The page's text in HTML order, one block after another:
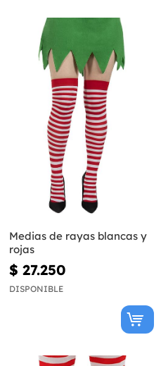
Medias de rayas blancas y
rojas
$ 27.250
DISPONIBLE